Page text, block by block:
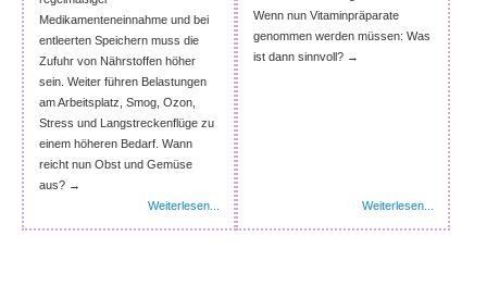
Medikamenteneinnahme und bei
entleerten Speichern muss die
Zufuhr von Nährstoffen höher
sein. Weiter führen Belastungen
am Arbeitsplatz, Smog, Ozon,
Stress und Langstreckenflüge zu
einem höheren Bedarf. Wann
reicht nun Obst und Gemüse
aus? →
Weiterlesen...
Wenn nun Vitaminpräparate
genommen werden müssen: Was
ist dann sinnvoll? →
Weiterlesen...